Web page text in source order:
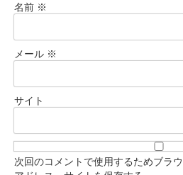
名前 ※
メール ※
サイト
次回のコメントで使用するためブラ